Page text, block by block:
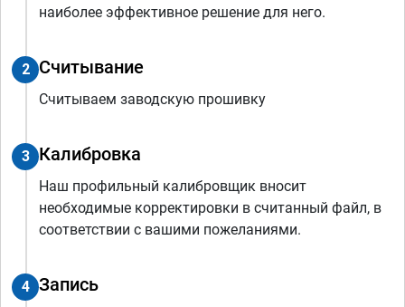
наиболее эффективное решение для него.
2 Считывание
Считываем заводскую прошивку
3 Калибровка
Наш профильный калибровщик вносит
необходимые корректировки в считанный файл, в
соответствии с вашими пожеланиями.
4 Запись